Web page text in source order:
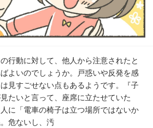
行動に対して、他人から注意されたと
よいのでしょうか。戸惑いや反発を感
見すごせない点もあるようです。『子
たいと言って、座席に立たせていた
に「電車の椅子は立つ場所ではないか
危ないし、汚